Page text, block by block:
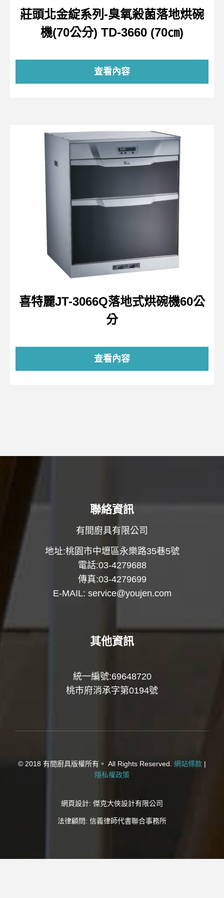
莊頭北金綻系列-臭氧殺菌落地烘碗
機(70公分) TD-3660 (70㎝)
查看內容
喜特麗JT-3066Q落地式烘碗機60公
分
查看內容
聯絡資訊
有間廚具有限公司
地址:桃園市中壢區永樂路35巷5號
電話:03-4279688
傳真:03-4279699
E-MAIL: service@youjen.com
其他資訊
統一編號:69648720
桃市府消承字第0194號
© 2018 有間廚具版權所有。 All Rights Reserved. 網站條款 |
隱私權政策
網頁設計: 傑克大俠設計有限公司
法律顧問: 信義律師代書聯合事務所